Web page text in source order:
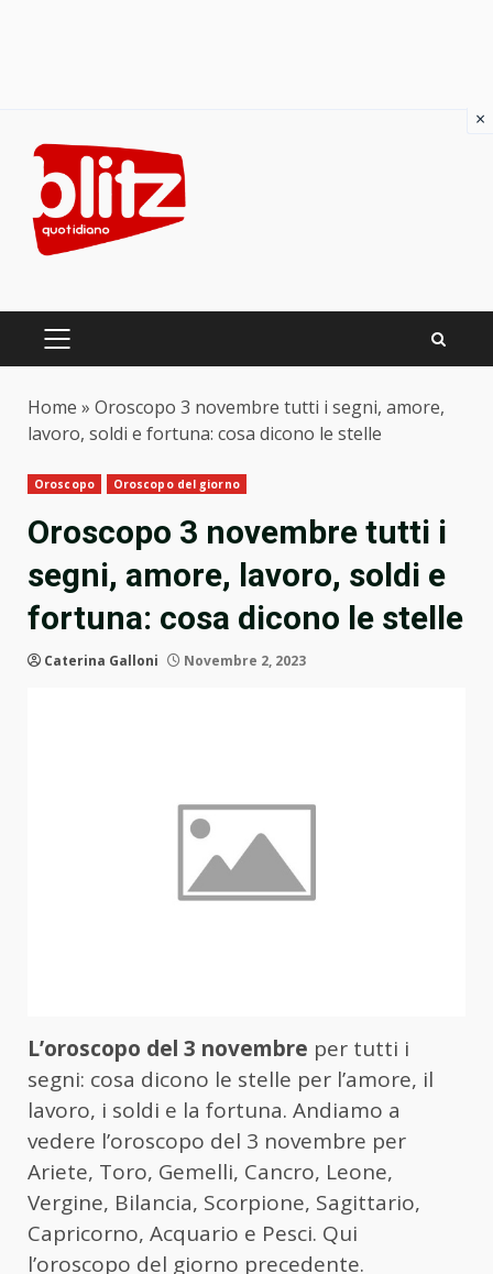
content
PRIMARY
Home » Oroscopo 3 novembre tutti i segni, amore,
lavoro, soldi e fortuna: cosa dicono le stelle
Oroscopo Oroscopo del giorno
Oroscopo 3 novembre tutti i
segni, amore, lavoro, soldi e
fortuna: cosa dicono le stelle
Caterina Galloni Novembre 2, 2023
L’oroscopo del 3 novembre per tutti i
segni: cosa dicono le stelle per l’amore, il
lavoro, i soldi e la fortuna. Andiamo a
vedere l’oroscopo del 3 novembre per
Ariete, Toro, Gemelli, Cancro, Leone,
Vergine, Bilancia, Scorpione, Sagittario,
Capricorno, Acquario e Pesci. Qui
l’oroscopo del giorno precedente.
×